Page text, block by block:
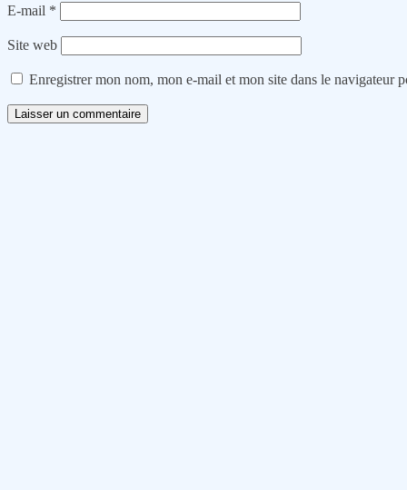
E-mail *
Site web
Enregistrer mon nom, mon e-mail et mon site dans le navigateur